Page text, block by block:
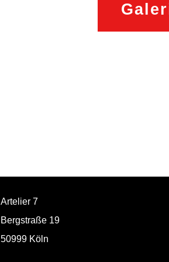
Artelier 7
Bergstraße 19
50999 Köln